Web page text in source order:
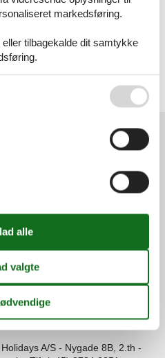
A/S- Nygade 8B, 2.th -
markedsføring.
tilbagekalde dit samtykke